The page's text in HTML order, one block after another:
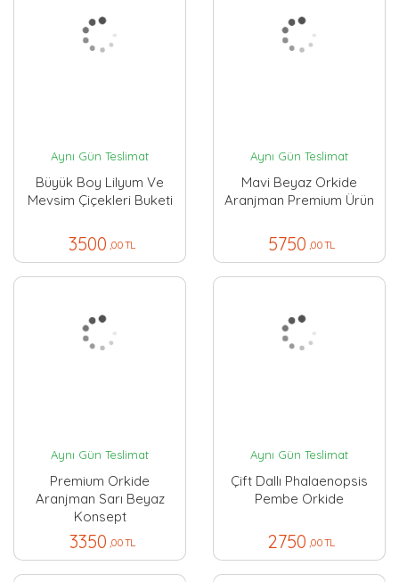
Aynı Gün Teslimat
Büyük Boy Lilyum Ve
Mevsim Çiçekleri Buketi
3500 ,00 TL
Aynı Gün Teslimat
Mavi Beyaz Orkide
Aranjman Premium Ürün
5750 ,00 TL
Aynı Gün Teslimat
Premium Orkide
Aranjman Sarı Beyaz
Konsept
3350 ,00 TL
Aynı Gün Teslimat
Çift Dallı Phalaenopsis
Pembe Orkide
2750 ,00 TL